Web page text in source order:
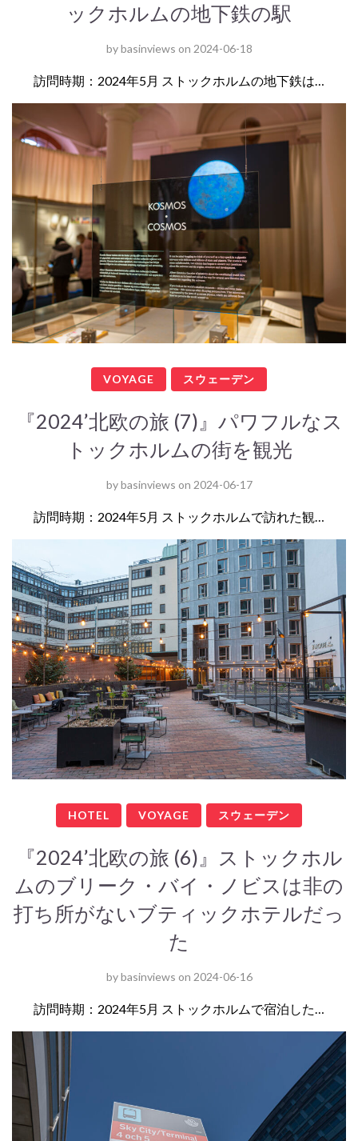
ックホルムの地下鉄の駅
bybasinviews on 2024-06-18
訪問時期：2024年5月 ストックホルムの地下鉄は…
VOYAGE スウェーデン
『2024’北欧の旅 (7)』パワフルなス
トックホルムの街を観光
bybasinviews on 2024-06-17
訪問時期：2024年5月 ストックホルムで訪れた観…
HOTEL VOYAGE スウェーデン
『2024’北欧の旅 (6)』ストックホル
ムのブリーク・バイ・ノビスは非の
打ち所がないブティックホテルだっ
た
bybasinviews on 2024-06-16
訪問時期：2024年5月 ストックホルムで宿泊した…